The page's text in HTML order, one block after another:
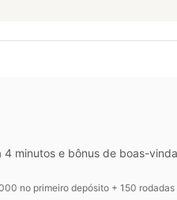
e bônus de boas-
no primeiro depósito + 150